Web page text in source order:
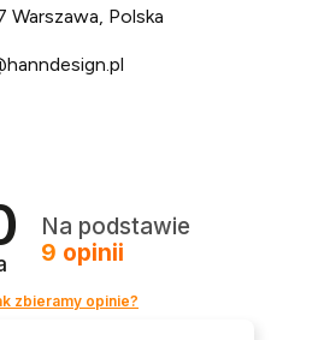
Warszawa, Polska
Na podstawie
9 opinii
zbieramy opinie?